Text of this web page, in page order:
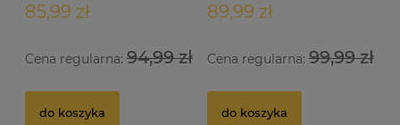
85,99 zł
Cena regularna: 94,99 zł
do koszyka
89,99 zł
Cena regularna:99,99 zł
do koszyka